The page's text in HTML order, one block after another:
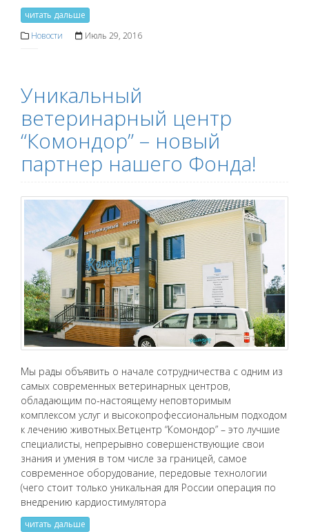
читать дальше
Новости
Июль 29, 2016
Уникальный
ветеринарный центр
“Комондор” – новый
партнер нашего Фонда!
Мы рады объявить о начале сотрудничества с одним из
самых современных ветеринарных центров,
обладающим по-настоящему неповторимым
комплексом услуг и высокопрофессиональным подходом
к лечению животных.Ветцентр “Комондор” – это лучшие
специалисты, непрерывно совершенствующие свои
знания и умения в том числе за границей, самое
современное оборудование, передовые технологии
(чего стоит только уникальная для России операция по
внедрению кардиостимулятора
читать дальше